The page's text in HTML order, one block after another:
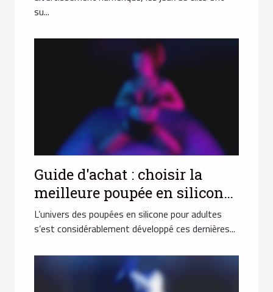
su...
Guide d'achat : choisir la
meilleure poupée en silicone
pour adultes
L’univers des poupées en silicone pour adultes
s’est considérablement développé ces dernières...